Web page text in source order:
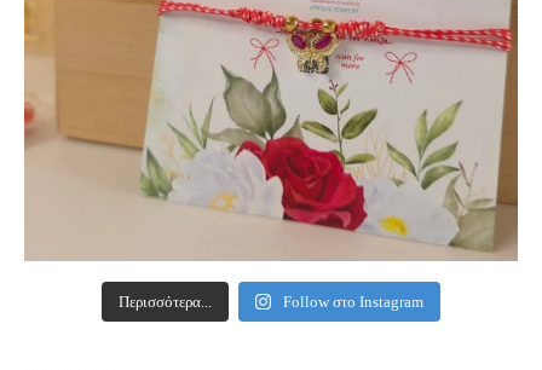
Περισσότερα... Follow στο Instagram